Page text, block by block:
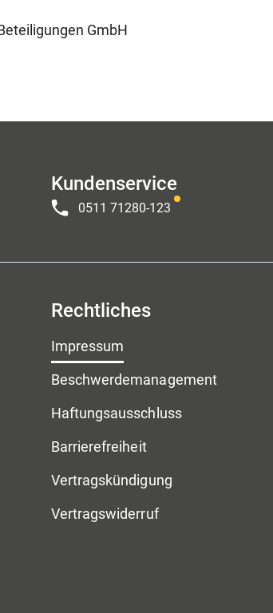
GmbH
Kundenservice
0511 71280-123
Rechtliches
Impressum
Beschwerdemanagement
Haftungsausschluss
Barrierefreiheit
Vertragskündigung
Vertragswiderruf